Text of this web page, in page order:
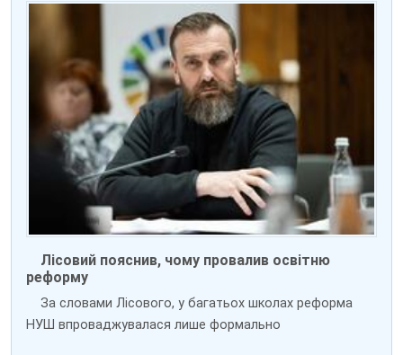
Лісовий пояснив, чому провалив освітню
реформу
За словами Лісового, у багатьох школах реформа
НУШ впроваджувалася лише формально